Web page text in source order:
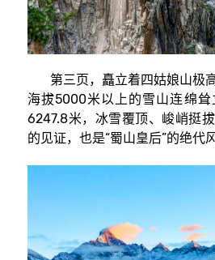
第三页，矗立着四姑娘山极高
海拔5000米以上的雪山连绵
6247.8米，冰雪覆顶、峻峭挺
的见证，也是“蜀山皇后”的绝代风